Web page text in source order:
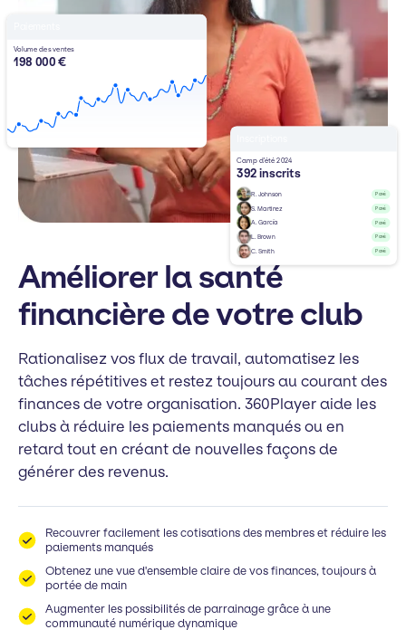
Améliorer la santé
financière de votre club
Rationalisez vos flux de travail, automatisez les
tâches répétitives et restez toujours au courant des
finances de votre organisation. 360Player aide les
clubs à réduire les paiements manqués ou en
retard tout en créant de nouvelles façons de
générer des revenus.
Recouvrer facilement les cotisations des membres et réduire les
paiements manqués
Obtenez une vue d'ensemble claire de vos finances, toujours à
portée de main
Augmenter les possibilités de parrainage grâce à une
communauté numérique dynamique
Volume des ventes
198 000 €
Camp d'été 2024
392 inscrits
R. Johnson Payé
S. Martinez Payé
A. García Payé
L. Brown Payé
C. Smith Payé